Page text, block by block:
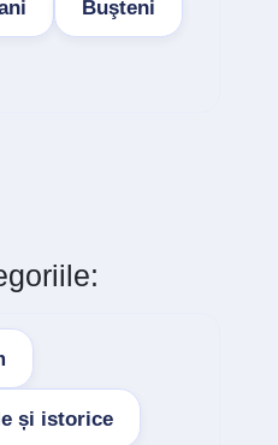
Buşteni
și istorice